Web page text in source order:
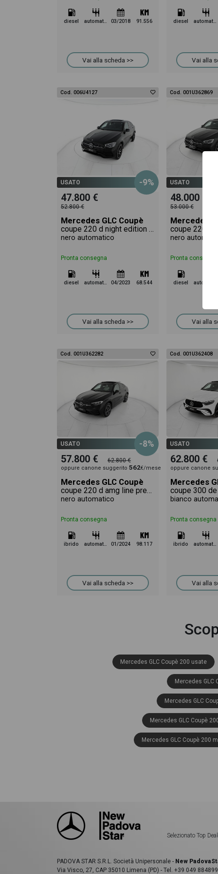
diesel automatico 03/2018 91.556
Vai alla scheda >>
diesel automatico
Vai alla
Cod. 006U4127
USATO -9%
47.800 €
52.800 €
Mercedes GLC Coupè
nero automatico
Pronta consegna
diesel automatico 04/2023 68.544
Vai alla scheda >>
Cod. 001U362869
USATO
48.000 €
53.000 €
Mercedes
nero
Pronta consegna
diesel
Vai alla
Cod. 001U362282
USATO -8%
57.800 € 62.800 €
oppure canone suggerito 562€/mese
Mercedes GLC Coupè
nero automatico
Pronta consegna
ibrido automatico 01/2024 98.117
Vai alla scheda >>
Cod. 001U362408
USATO
62.800 €
oppure canone
Mercedes
bianco
Pronta consegna
ibrido automatico
Vai alla
Mercedes GLC Coupè 200 usate
Mercedes GLC
Mercedes GLC
Mercedes GLC Coupè
Mercedes GLC Coupè 200
Mercedes GLC
Selezionato Top
PADOVA STAR S.R.L. Società Unipersonale - New
Via Visco, 27, CAP 35010 Limena (PD) - Tel. +39 049